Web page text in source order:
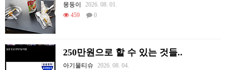
몽둥이
2026. 08. 01.
459
0
250만원으로 할 수 있는 것들..
아기물티슈
2026. 08. 04.